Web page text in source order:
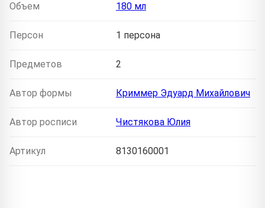
Объем 180 мл
Персон 1 персона
Предметов 2
Автор формы Криммер Эдуард Михайлович
Автор росписи Чистякова Юлия
Артикул 8130160001